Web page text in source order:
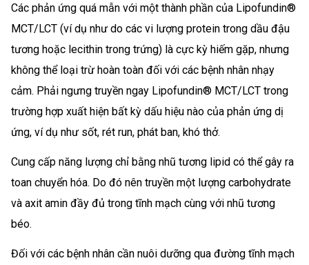
Các phản ứng quá mẫn với một thành phần của Lipofundin®
MCT/LCT (ví dụ như do các vi lượng protein trong dầu đậu
tương hoặc lecithin trong trứng) là cực kỳ hiếm gặp, nhưng
không thể loại trừ hoàn toàn đối với các bệnh nhân nhạy
cảm. Phải ngưng truyền ngay Lipofundin® MCT/LCT trong
trường hợp xuất hiện bất kỳ dấu hiệu nào của phản ứng dị
ứng, ví dụ như sốt, rét run, phát ban, khó thở.
Cung cấp năng lượng chỉ bằng nhũ tương lipid có thể gây ra
toan chuyển hóa. Do đó nên truyền một lượng carbohydrate
và axit amin đầy đủ trong tĩnh mạch cùng với nhũ tương
béo.
Đối với các bệnh nhân cần nuôi dưỡng qua đường tĩnh mạch